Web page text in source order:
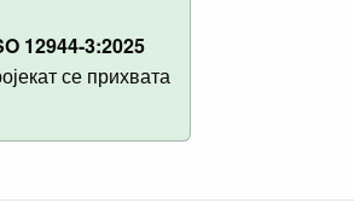
12944-3:2025
се прихвата